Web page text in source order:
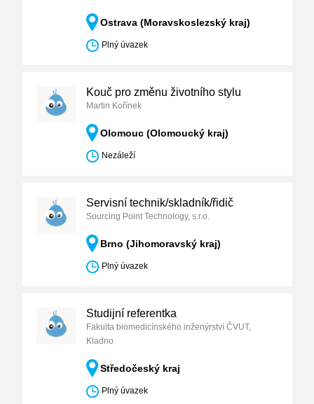
Ostrava (Moravskoslezský kraj)
Plný úvazek
Kouč pro změnu životního stylu
Martin Kořínek
Olomouc (Olomoucký kraj)
Nezáleží
Servisní technik/skladník/řidič
Sourcing Point Technology, s.r.o.
Brno (Jihomoravský kraj)
Plný úvazek
Studijní referentka
Fakulta biomedicínského inženýrství ČVUT,
Kladno
Středočeský kraj
Plný úvazek